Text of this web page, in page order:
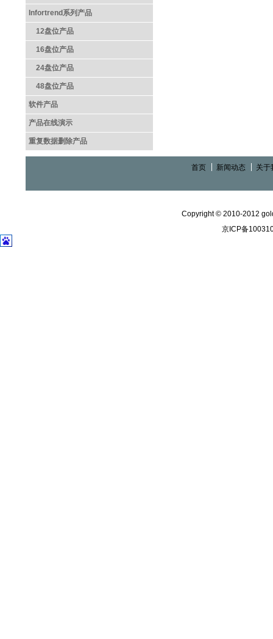
Infortrend系列产品
12盘位产品
16盘位产品
24盘位产品
48盘位产品
软件产品
产品在线演示
重复数据删除产品
首页 新闻动态 关于
Copyright © 2010-2012
京ICP备